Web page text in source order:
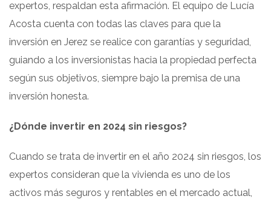
expertos, respaldan esta afirmación. El equipo de Lucía
Acosta cuenta con todas las claves para que la
inversión en Jerez se realice con garantías y seguridad,
guiando a los inversionistas hacia la propiedad perfecta
según sus objetivos, siempre bajo la premisa de una
inversión honesta.
¿Dónde invertir en 2024 sin riesgos?
Cuando se trata de invertir en el año 2024 sin riesgos, los
expertos consideran que la vivienda es uno de los
activos más seguros y rentables en el mercado actual,